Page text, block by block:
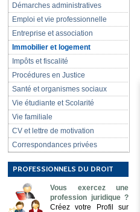
Démarches administratives
Emploi et vie professionnelle
Entreprise et association
Immobilier et logement
Impôts et fiscalité
Procédures en Justice
Santé et organismes sociaux
Vie étudiante et Scolarité
Vie familiale
CV et lettre de motivation
Correspondances privées
PROFESSIONNELS DU DROIT
Vous exercez une
profession juridique ?
Créez votre Profil sur